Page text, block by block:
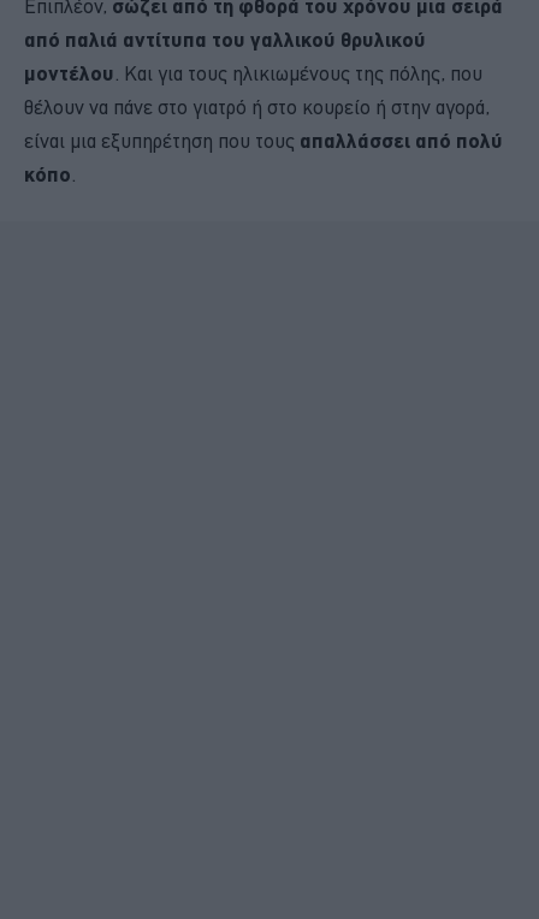
Επιπλέον, σώζει από τη φθορά του χρόνου μια σειρά
από παλιά αντίτυπα του γαλλικού θρυλικού
μοντέλου. Και για τους ηλικιωμένους της πόλης, που
θέλουν να πάνε στο γιατρό ή στο κουρείο ή στην αγορά,
είναι μια εξυπηρέτηση που τους απαλλάσσει από πολύ
κόπο.